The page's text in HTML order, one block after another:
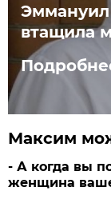
Эммануил
втащила
Максим
- А когда вы
женщина